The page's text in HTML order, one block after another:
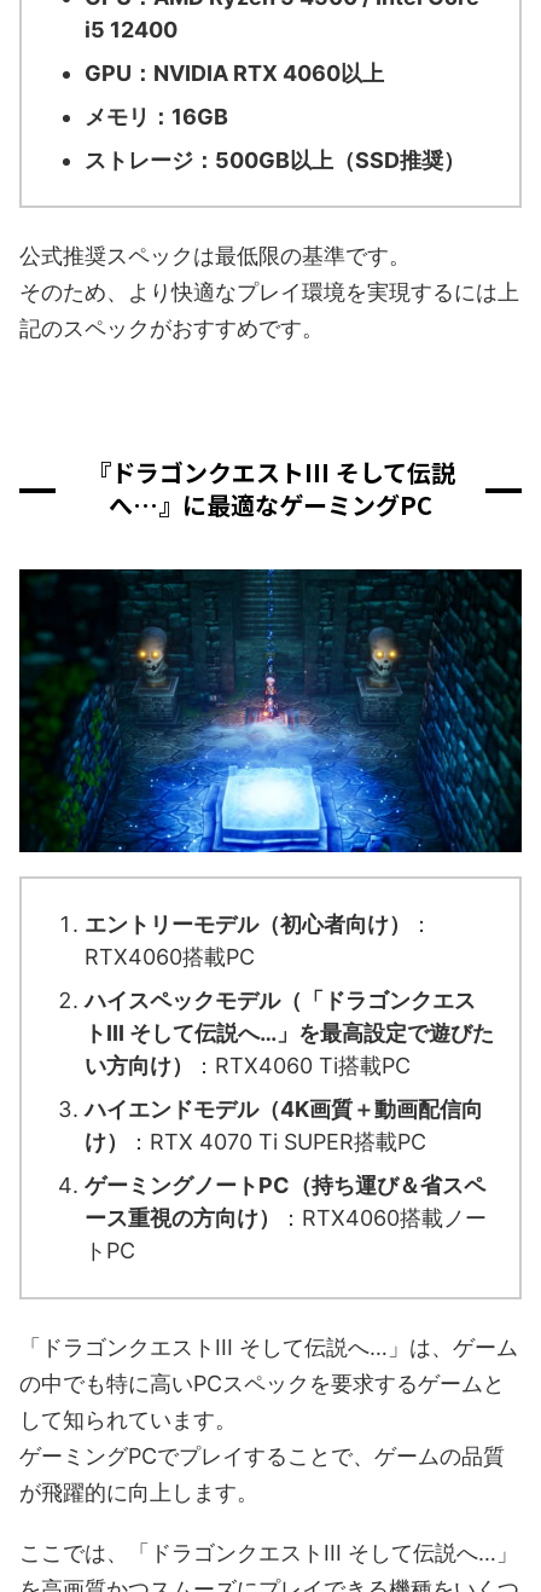
i5 12400
GPU：NVIDIA RTX 4060以上
メモリ：16GB
ストレージ：500GB以上（SSD推奨）
公式推奨スペックは最低限の基準です。
そのため、より快適なプレイ環境を実現するには上
記のスペックがおすすめです。
『ドラゴンクエストIII そして伝説
へ…』に最適なゲーミングPC
エントリーモデル（初心者向け）
：
RTX4060搭載PC
ハイスペックモデル（「ドラゴンクエス
トIII そして伝説へ…」を最高設定で遊びた
い方向け）
：RTX4060 Ti搭載PC
ハイエンドモデル（4K画質＋動画配信向
け）
：RTX 4070 Ti SUPER搭載PC
ゲーミングノートPC（持ち運び＆省スペ
ース重視の方向け）
：RTX4060搭載ノー
トPC
「ドラゴンクエストIII そして伝説へ…」は、ゲーム
の中でも特に高いPCスペックを要求するゲームと
して知られています。
ゲーミングPCでプレイすることで、ゲームの品質
が飛躍的に向上します。
ここでは、「ドラゴンクエストIII そして伝説へ…」